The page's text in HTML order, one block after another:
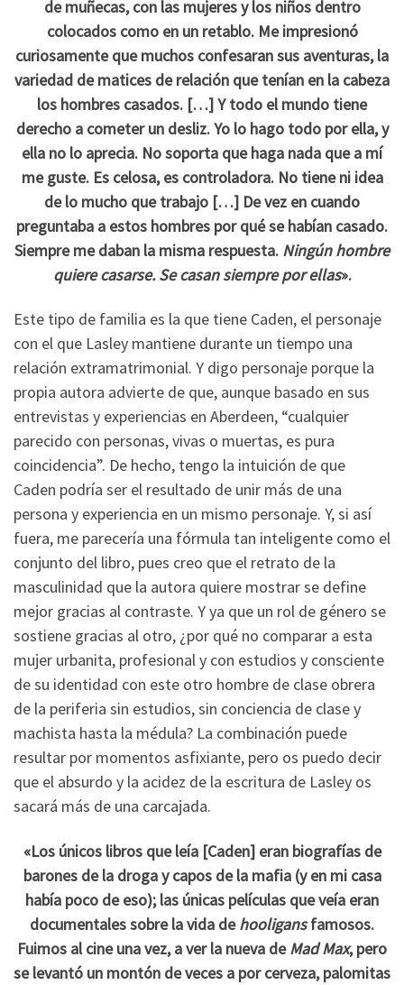
de muñecas, con las mujeres y los niños dentro
colocados como en un retablo. Me impresionó
curiosamente que muchos confesaran sus aventuras, la
variedad de matices de relación que tenían en la cabeza
los hombres casados. […] Y todo el mundo tiene
derecho a cometer un desliz. Yo lo hago todo por ella, y
ella no lo aprecia. No soporta que haga nada que a mí
me guste. Es celosa, es controladora. No tiene ni idea
de lo mucho que trabajo […] De vez en cuando
preguntaba a estos hombres por qué se habían casado.
Siempre me daban la misma respuesta. Ningún hombre
quiere casarse. Se casan siempre por ellas».
Este tipo de familia es la que tiene Caden, el personaje
con el que Lasley mantiene durante un tiempo una
relación extramatrimonial. Y digo personaje porque la
propia autora advierte de que, aunque basado en sus
entrevistas y experiencias en Aberdeen, “cualquier
parecido con personas, vivas o muertas, es pura
coincidencia”. De hecho, tengo la intuición de que
Caden podría ser el resultado de unir más de una
persona y experiencia en un mismo personaje. Y, si así
fuera, me parecería una fórmula tan inteligente como el
conjunto del libro, pues creo que el retrato de la
masculinidad que la autora quiere mostrar se define
mejor gracias al contraste. Y ya que un rol de género se
sostiene gracias al otro, ¿por qué no comparar a esta
mujer urbanita, profesional y con estudios y consciente
de su identidad con este otro hombre de clase obrera
de la periferia sin estudios, sin conciencia de clase y
machista hasta la médula? La combinación puede
resultar por momentos asfixiante, pero os puedo decir
que el absurdo y la acidez de la escritura de Lasley os
sacará más de una carcajada.
«Los únicos libros que leía [Caden] eran biografías de
barones de la droga y capos de la mafia (y en mi casa
había poco de eso); las únicas películas que veía eran
documentales sobre la vida dehooligansfamosos.
Fuimos al cine una vez, a ver la nueva deMad Max, pero
se levantó un montón de veces a por cerveza, palomitas